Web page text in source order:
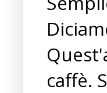
caffè.